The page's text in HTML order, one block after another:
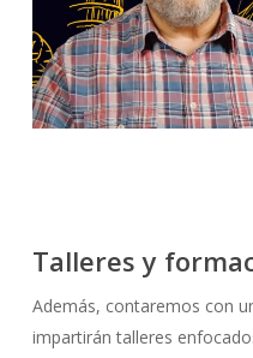
Talleres y
Además, contaremos con
impartirán talleres